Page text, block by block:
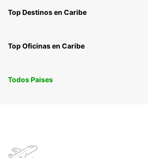
Top Destinos en Caribe
Top Oficinas en Caribe
Todos Paises